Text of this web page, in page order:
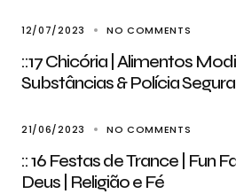
12/07/2023 NO COMMENTS
::17 Chicória | Alimentos
Substâncias & Polícia
21/06/2023 NO COMMENTS
:: 16 Festas de Trance | Fun
Deus | Religião e Fé